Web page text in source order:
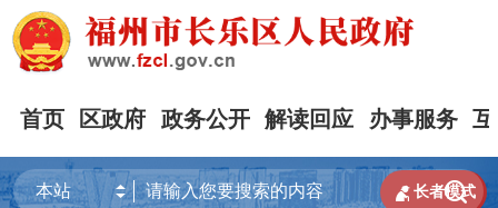
首页 区政府 政务公开 解读回应 办事服务

 长者模式